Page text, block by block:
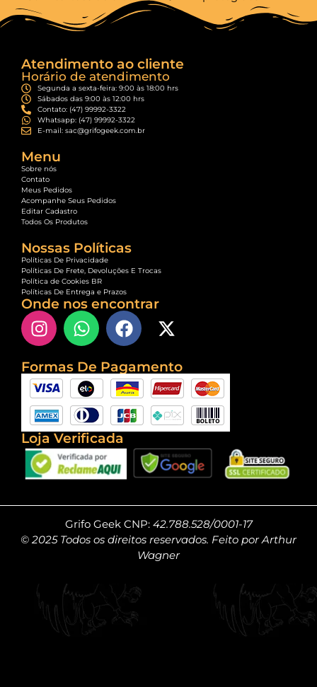
Atendimento ao cliente
Horário de atendimento
Segunda a sexta-feira: 9:00 às 18:00 hrs
Sábados das 9:00 às 12:00 hrs
Contato: (47) 99992-3322
Whatsapp: (47) 99992-3322
E-mail: sac@grifogeek.com.br
Menu
Sobre nós
Contato
Meus Pedidos
Acompanhe Seus Pedidos
Editar Cadastro
Todos Os Produtos
Nossas Políticas
Políticas De Privacidade
Políticas De Frete, Devoluções E Trocas
Política de Cookies BR
Políticas De Entrega e Prazos
Onde nos encontrar
Formas De Pagamento
Loja Verificada
Grifo Geek CNP: 42.788.528/0001-17
© 2025 Todos os direitos reservados. Feito por Arthur
Wagner